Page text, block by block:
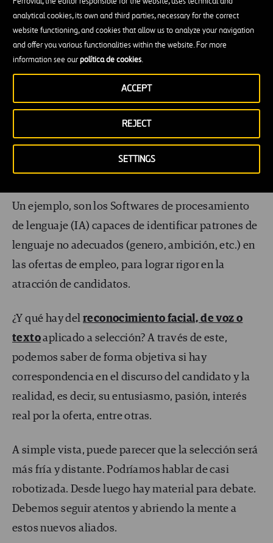
analytical cookies, its own and third parties, necessary for the correct
website functioning, and cookies that allow us to analyze your navigation
and offer you various functionalities within the website. For more
information see ourpolítica de cookies.
SETTINGS
REJECT
ACCEPT
respuestas y agendan citas con candidatos para las
siguientes fases. Además pueden facilitar la
atracción e información a potenciales candidatos, –
estando presentes en las webs de la empresa.
Potenciar la selección de candidatos
respetando los criterios de rigor y
fiabilidad, y permitiendo conocer algo más
Un ejemplo, son los Softwares de procesamiento
de lenguaje (IA) capaces de identificar patrones de
lenguaje no adecuados (genero, ambición, etc.) en
las ofertas de empleo, para lograr rigor en la
atracción de candidatos.
¿Y qué hay del reconocimiento facial, de voz o
textoaplicado a selección? A través de este,
podemos saber de forma objetiva si hay
correspondencia en el discurso del candidato y la
realidad, es decir, su entusiasmo, pasión, interés
real por la oferta, entre otras.
A simple vista, puede parecer que la selección será
más fría y distante. Podríamos hablar de casi
robotizada. Desde luego hay material para debate.
Debemos seguir atentos y abriendo la mente a
estos nuevos aliados.